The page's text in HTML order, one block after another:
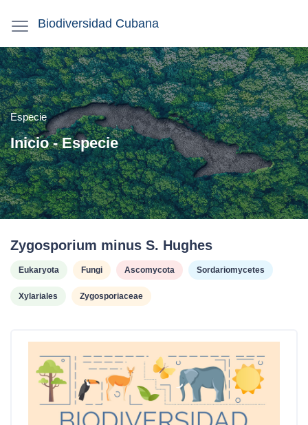
Biodiversidad Cubana
Especie
Inicio - Especie
Zygosporium minus S. Hughes
Eukaryota Fungi Ascomycota Sordariomycetes
Xylariales Zygosporiaceae